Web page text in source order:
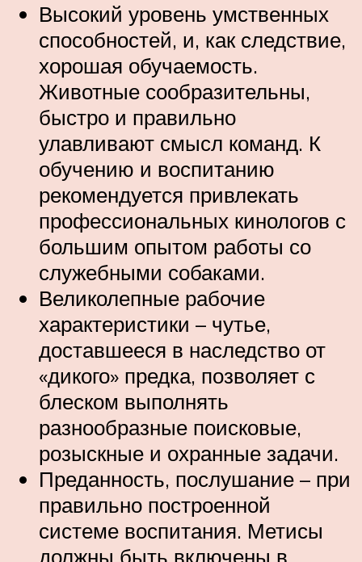
Высокий уровень умственных
способностей, и, как следствие,
хорошая обучаемость.
Животные сообразительны,
быстро и правильно
улавливают смысл команд. К
обучению и воспитанию
рекомендуется привлекать
профессиональных кинологов с
большим опытом работы со
служебными собаками.
Великолепные рабочие
характеристики – чутье,
доставшееся в наследство от
«дикого» предка, позволяет с
блеском выполнять
разнообразные поисковые,
розыскные и охранные задачи.
Преданность, послушание – при
правильно построенной
системе воспитания. Метисы
должны быть включены в